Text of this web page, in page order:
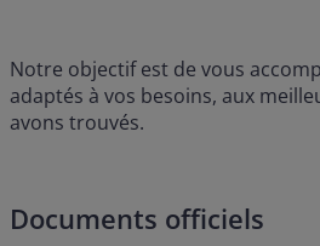
Notre objectif est de vous
adaptés à vos besoins, aux
avons trouvés.
Documents officiels